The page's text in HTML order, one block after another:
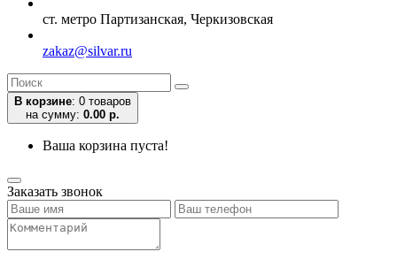
ст. метро Партизанская, Черкизовская
zakaz@silvar.ru
В корзине: 0 товаров
на сумму: 0.00 р.
Ваша корзина пуста!
Заказать звонок